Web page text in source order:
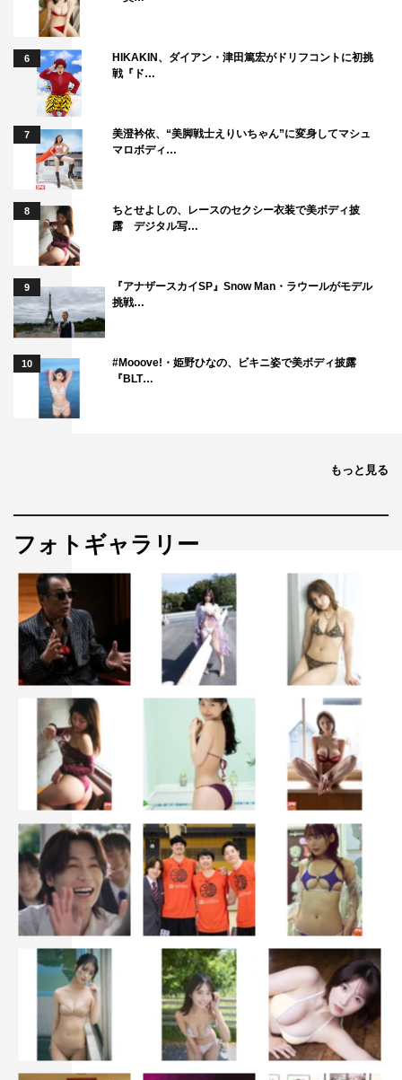
6
HIKAKIN、ダイアン・津田篤宏がドリフコントに初挑
戦『ド…
7
美澄衿依、“美脚戦士えりいちゃん”に変身してマシュ
マロボディ…
8
ちとせよしの、レースのセクシー衣装で美ボディ披
露 デジタル写…
9
『アナザースカイSP』Snow Man・ラウールがモデル
挑戦…
10
#Mooove!・姫野ひなの、ビキニ姿で美ボディ披露
『BLT…
もっと見る
フォトギャラリー